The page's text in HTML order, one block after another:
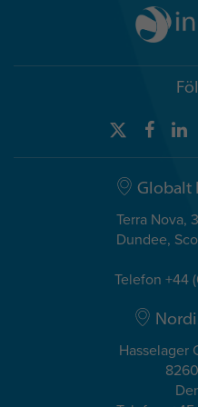
Globalt
Terra Nova,
Dundee,
Telefon +44
Hasselager